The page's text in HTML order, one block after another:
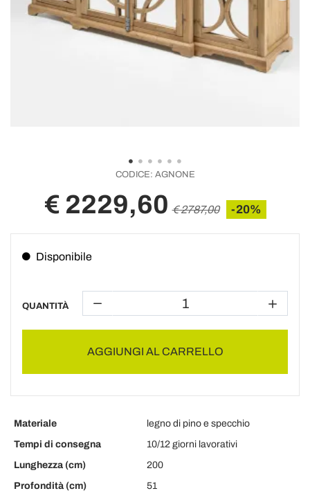
CODICE: AGNONE
€ 2229,60 € 2787,00 -20%
Disponibile
QUANTITÀ
AGGIUNGI AL CARRELLO
Materiale
legno di pino e specchio
Tempi di consegna
10/12 giorni lavorativi
Lunghezza (cm)
200
Profondità (cm)
51